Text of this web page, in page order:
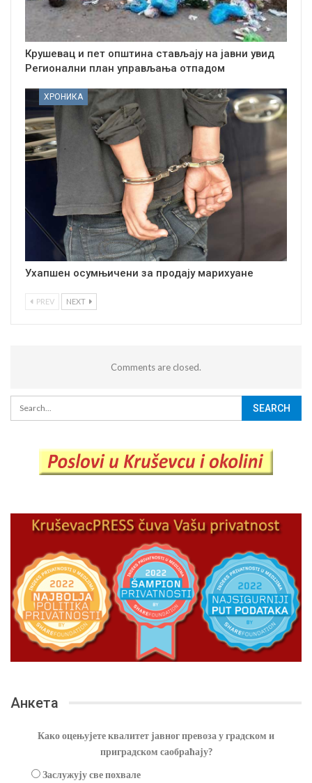
Крушевац и пет општина стављају на јавни увид
Регионални план управљања отпадом
ХРОНИКА
Ухапшен осумњичени за продају марихуане
PREV NEXT
Comments are closed.
Анкета
Како оцењујете квалитет јавног превоза у градском и
приградском саобраћају?
Заслужују све похвале